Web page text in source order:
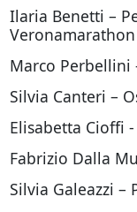
Ilaria Benetti –
Veronamarathon
Marco Perbellini
Silvia Canteri –
Elisabetta Cioffi
Fabrizio Dalla
Silvia Galeazzi –